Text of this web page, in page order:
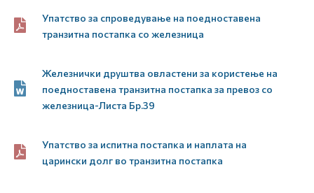
Упатство за спроведување на поедноставена
транзитна постапка со железница
Железнички друштва овластени за користење на
поедноставена транзитна постапка за превоз со
железница-Листа Бр.39
Упатство за испитна постапка и наплата на
царински долг во транзитна постапка